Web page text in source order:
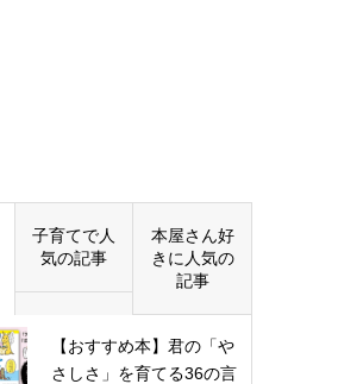
子育てで人
気の記事
本屋さん好
きに人気の
記事
【おすすめ本】君の「や
さしさ」を育てる36の言